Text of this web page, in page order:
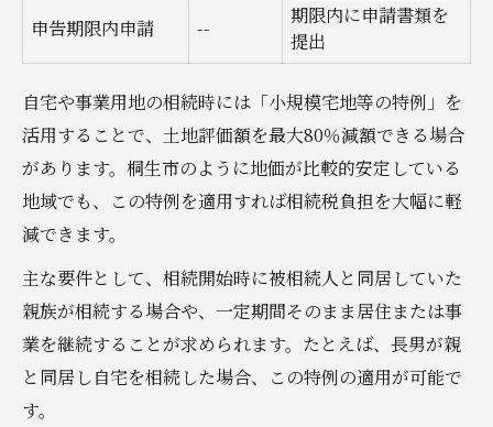
申告期限内申請 --
期限内に申請書類を
提出
自宅や事業用地の相続時には「小規模宅地等の特例」を
活用することで、土地評価額を最大80％減額できる場合
があります。桐生市のように地価が比較的安定している
地域でも、この特例を適用すれば相続税負担を大幅に軽
減できます。
主な要件として、相続開始時に被相続人と同居していた
親族が相続する場合や、一定期間そのまま居住または事
業を継続することが求められます。たとえば、長男が親
と同居し自宅を相続した場合、この特例の適用が可能で
す。